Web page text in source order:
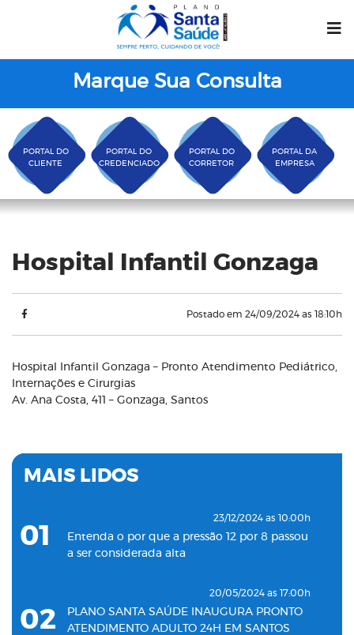
Marque Sua Consulta
PORTAL DO
CLIENTE
PORTAL DO
CREDENCIADO
PORTAL DO
CORRETOR
PORTAL DA
EMPRESA
Blog
Hospital Infantil Gonzaga
Postado em 24/09/2024 as 18:10h
Hospital Infantil Gonzaga – Pronto Atendimento Pediátrico,
Internações e Cirurgias
Av. Ana Costa, 411 – Gonzaga, Santos
MAIS LIDOS
01
23/12/2024 as 10:00h
Entenda o por que a pressão 12 por 8 passou
a ser considerada alta
02
20/05/2024 as 17:00h
PLANO SANTA SAÚDE INAUGURA PRONTO
ATENDIMENTO ADULTO 24H EM SANTOS